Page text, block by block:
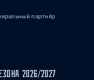
партнёр
2026/2027